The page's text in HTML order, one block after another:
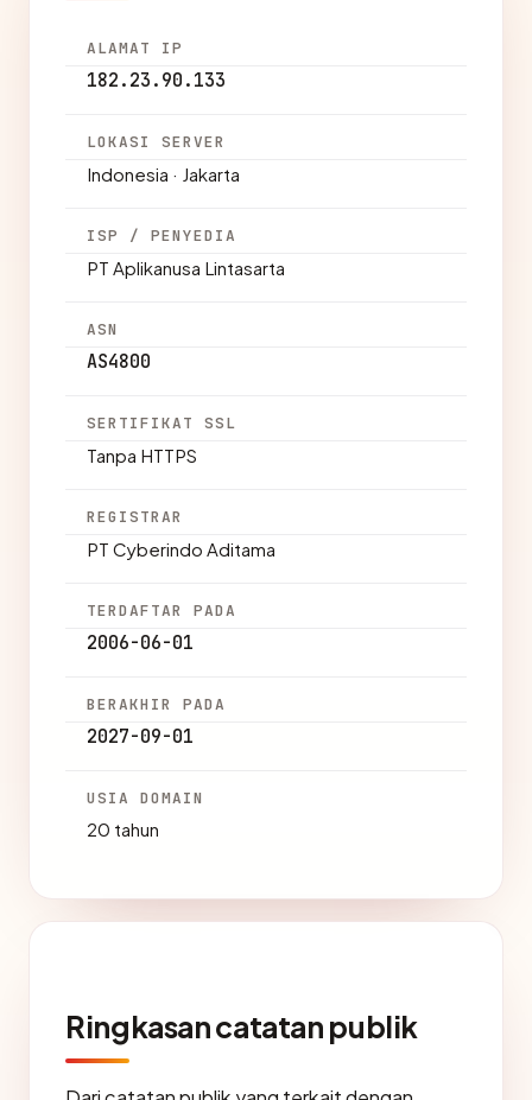
ALAMAT IP
182.23.90.133
LOKASI SERVER
Indonesia · Jakarta
ISP / PENYEDIA
PT Aplikanusa Lintasarta
ASN
AS4800
SERTIFIKAT SSL
Tanpa HTTPS
REGISTRAR
PT Cyberindo Aditama
TERDAFTAR PADA
2006-06-01
BERAKHIR PADA
2027-09-01
USIA DOMAIN
20 tahun
Ringkasan catatan publik